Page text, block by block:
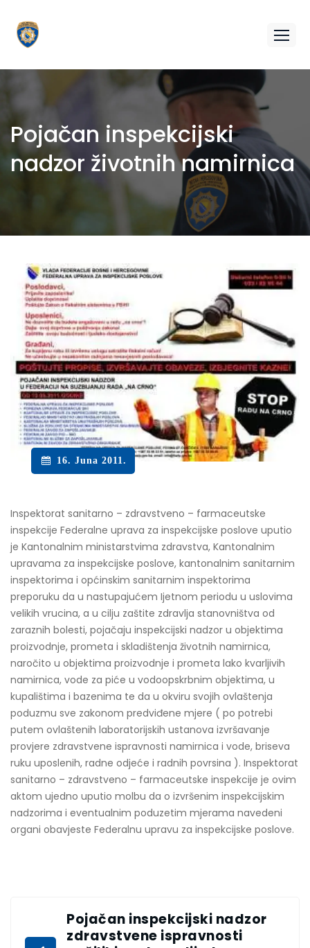
Pojačan inspekcijski
nadzor životnih namirnica
16. Juna 2011.
Inspektorat sanitarno – zdravstveno – farmaceutske
inspekcije Federalne uprava za inspekcijske poslove uputio
je Kantonalnim ministarstvima zdravstva, Kantonalnim
upravama za inspekcijske poslove, kantonalnim sanitarnim
inspektorima i općinskim sanitarnim inspektorima
preporuku da u nastupajućem Ijetnom periodu u uslovima
velikih vrucina, a u cilju zaštite zdravlja stanovništva od
zaraznih bolesti, pojačaju inspekcijski nadzor u objektima
proizvodnje, prometa i skladištenja životnih namirnica,
naročito u objektima proizvodnje i prometa lako kvarljivih
namirnica, vode za piće u vodoopskrbnim objektima, u
kupalištima i bazenima te da u okviru svojih ovlaštenja
poduzmu sve zakonom predviđene mjere ( po potrebi
putem ovlaštenih laboratorijskih ustanova izvršavanje
provjere zdravstvene ispravnosti namirnica i vode, briseva
ruku uposlenih, radne odjeće i radnih povrsina ). Inspektorat
sanitarno – zdravstveno – farmaceutske inspekcije je ovim
aktom ujedno uputio molbu da o izvršenim inspekcijskim
nadzorima i eventualnim poduzetim mjerama navedeni
organi obavjeste Federalnu upravu za inspekcijske poslove.
Pojačan inspekcijski nadzor
zdravstvene ispravnosti